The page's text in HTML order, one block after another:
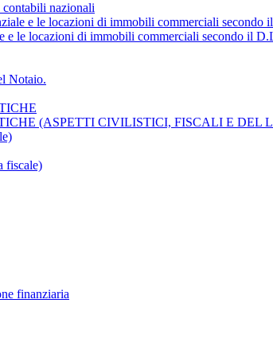
nazionali
e le locazioni di immobili commerciali secondo
e le locazioni di immobili commerciali secondo il
Notaio.
(ASPETTI CIVILISTICI, FISCALI E DEL
fiscale)
finanziaria